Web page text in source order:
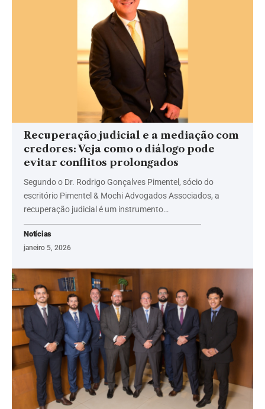
Recuperação judicial e a mediação com
credores: Veja como o diálogo pode
evitar conflitos prolongados
Segundo o Dr. Rodrigo Gonçalves Pimentel, sócio do
escritório Pimentel & Mochi Advogados Associados, a
recuperação judicial é um instrumento…
Notícias
janeiro 5, 2026